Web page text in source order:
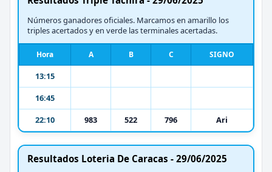
Números ganadores oficiales. Marcamos en amarillo los
triples acertados y en verde las terminales acertadas.
Hora A B C SIGNO
13:15
16:45
22:10
983 522 796 Ari
Resultados Loteria De Caracas - 29/06/2025